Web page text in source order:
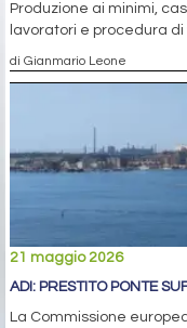
Produzione ai minimi,
lavoratori e procedura
di Gianmario Leone
21 maggio 2026
ADI: PRESTITO PONTE
La Commissione